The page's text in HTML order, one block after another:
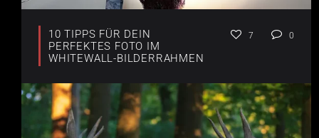
10 TIPPS FÜR DEIN
PERFEKTES FOTO IM
WHITEWALL-BILDERRAHMEN
7 0